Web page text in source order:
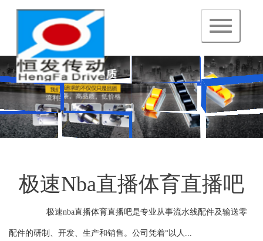
navigation
极速nba直播体育直播吧
极速nba直播体育直播吧是专业从事流水线配件及输送零
配件的研制、开发、生产和销售。公司凭着“以人...